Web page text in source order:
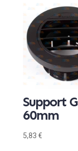
Support
60mm
5,83 €